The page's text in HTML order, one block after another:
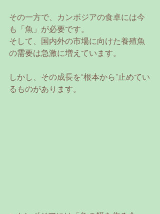
その一方で、カンボジアの食卓には今
も「魚」が必要です。
そして、国内外の市場に向けた養殖魚
の需要は急激に増えています。
しかし、その成長を“根本から”止めてい
るものがあります。